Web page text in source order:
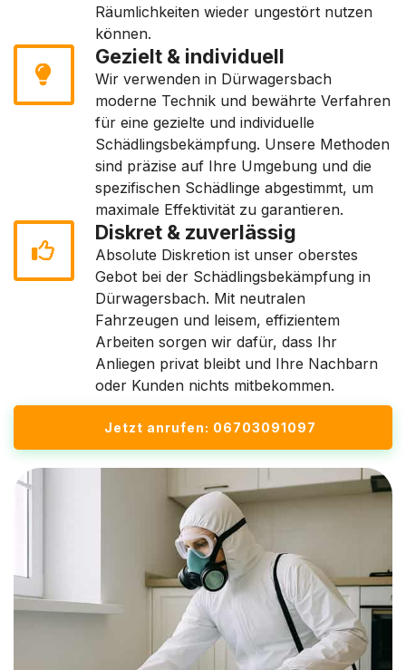
Räumlichkeiten wieder ungestört nutzen
können.
Gezielt & individuell
Wir verwenden in Dürwagersbach
moderne Technik und bewährte Verfahren
für eine gezielte und individuelle
Schädlingsbekämpfung. Unsere Methoden
sind präzise auf Ihre Umgebung und die
spezifischen Schädlinge abgestimmt, um
maximale Effektivität zu garantieren.
Diskret & zuverlässig
Absolute Diskretion ist unser oberstes
Gebot bei der Schädlingsbekämpfung in
Dürwagersbach. Mit neutralen
Fahrzeugen und leisem, effizientem
Arbeiten sorgen wir dafür, dass Ihr
Anliegen privat bleibt und Ihre Nachbarn
oder Kunden nichts mitbekommen.
Jetzt anrufen: 06703091097